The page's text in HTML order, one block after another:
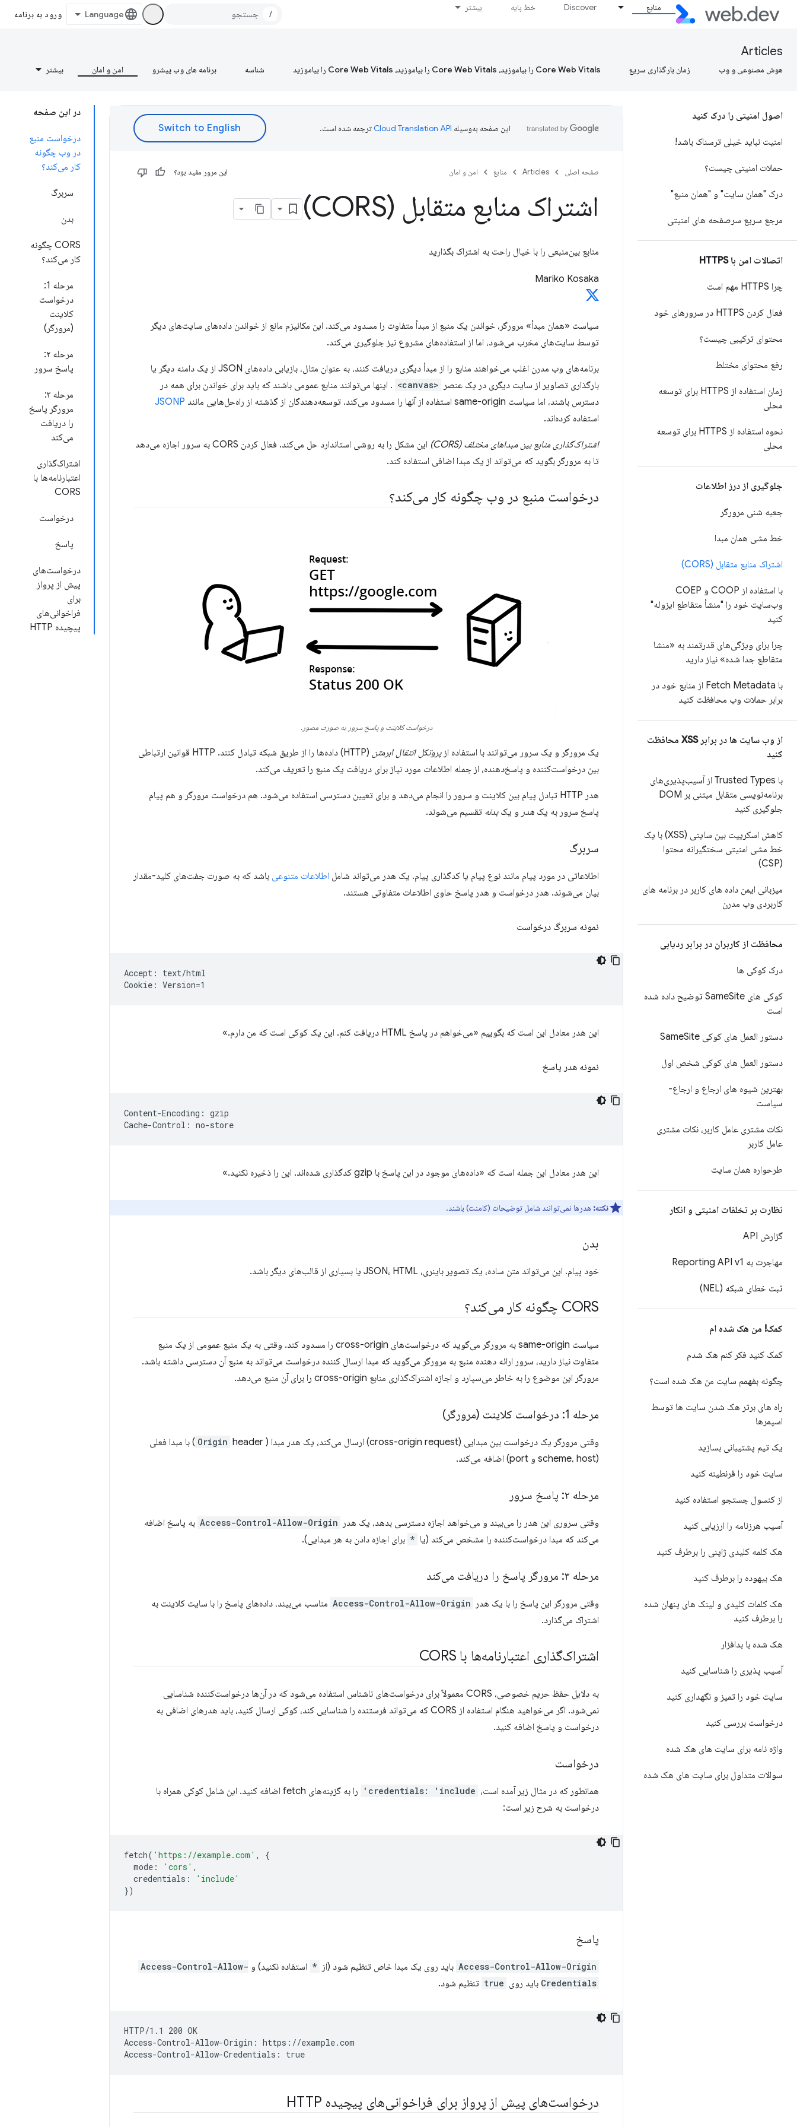
منابع Discover خط پایه بیشتر
/ ورود به برنامه
Articles
هوش مصنوعی و وب زمان بارگذاری سریع Core Web Vitals را بیاموزید، Core Web Vitals را بیاموزید، Core Web Vitals را بیاموزید شناسه برنامه های وب پیشرو امن و امان بیشتر
اصول امنیتی را درک کنید
امنیت نباید خیلی ترسناک باشد!
حملات امنیتی چیست؟
درک "همان سایت" و "همان منبع"
مرجع سریع سرصفحه های امنیتی
اتصالات امن با HTTPS
چرا HTTPS مهم است
فعال کردن HTTPS در سرورهای خود
محتوای ترکیبی چیست؟
رفع محتوای مختلط
زمان استفاده از HTTPS برای توسعه
محلی
نحوه استفاده از HTTPS برای توسعه
محلی
جلوگیری از درز اطلاعات
جعبه شنی مرورگر
خط مشی همان مبدا
اشتراک منابع متقابل (CORS)
با استفاده از COOP و COEP
وب‌سایت خود را "منشأ متقاطع ایزوله"
کنید
چرا برای ویژگی‌های قدرتمند به «منشا
متقاطع جدا شده» نیاز دارید
با Fetch Metadata از منابع خود در
برابر حملات وب محافظت کنید
از وب سایت ها در برابر XSS محافظت
کنید
با Trusted Types از آسیب‌پذیری‌های
برنامه‌نویسی متقابل مبتنی بر DOM
جلوگیری کنید
کاهش اسکریپت بین سایتی (XSS) با یک
خط مشی امنیتی سختگیرانه محتوا
(CSP)
میزبانی ایمن داده های کاربر در برنامه های
کاربردی وب مدرن
محافظت از کاربران در برابر ردیابی
درک کوکی ها
کوکی های Same
Site توضیح داده شده
است
دستور العمل های کوکی Same Site
دستور العمل های کوکی شخص اول
بهترین شیوه های ارجاع و ارجاع-
سیاست
نکات مشتری عامل کاربر، نکات مشتری
عامل کاربر
طرحواره همان سایت
نظارت بر تخلفات امنیتی و انکار
گزارش API
مهاجرت به Reporting API v1
ثبت خطای شبکه (NEL)
کمک! من هک شده ام
کمک کنید فکر کنم هک شدم
چگونه بفهمم سایت من هک شده است؟
راه های برتر هک شدن سایت ها توسط
اسپمرها
یک تیم پشتیبانی بسازید
سایت خود را قرنطینه کنید
از کنسول جستجو استفاده کنید
آسیب هرزنامه را ارزیابی کنید
هک کلمه کلیدی ژاپنی را برطرف کنید
هک بیهوده را برطرف کنید
هک کلمات کلیدی و لینک های پنهان شده
را برطرف کنید
هک شده با بدافزار
آسیب پذیری را شناسایی کنید
سایت خود را تمیز و نگهداری کنید
درخواست بررسی کنید
واژه نامه برای سایت های هک شده
سوالات متداول برای سایت های هک شده
در این صفحه
درخواست منبع
در وب چگونه
کار می‌کند؟
سربرگ
بدن
CORS چگونه
کار می‌کند؟
مرحله 1:
درخواست
کلاینت
(مرورگر)
مرحله ۲:
پاسخ سرور
مرحله ۳:
مرورگر پاسخ
را دریافت
می‌کند
اشتراک‌گذاری
اعتبارنامه‌ها با
CORS
درخواست
پاسخ
درخواست‌های
پیش از پرواز
برای
فراخوانی‌های
پیچیده HTTP
این صفحه به‌وسیله ترجمه شده است.
صفحه اصلی Articles منابع امن و امان این مرور مفید بود؟
اشتراک منابع متقابل (CORS)
منابع بین‌منبعی را با خیال راحت به اشتراک بگذارید
Mariko Kosaka
سیاست «همان مبدأ» مرورگر، خواندن یک منبع از مبدأ متفاوت را مسدود می‌کند. این مکانیزم مانع از خواندن داده‌های سایت‌های دیگر
توسط سایت‌های مخرب می‌شود، اما از استفاده‌های مشروع نیز جلوگیری می‌کند.
برنامه‌های وب مدرن اغلب می‌خواهند منابع را از مبدأ دیگری دریافت کنند، به عنوان مثال، بازیابی داده‌های JSON از یک دامنه دیگر یا
بارگذاری تصاویر از سایت دیگری در یک عنصر
<canvas>
. اینها می‌توانند منابع عمومی باشند که باید برای خواندن برای همه در
دسترس باشند، اما سیاست same-origin استفاده از آنها را مسدود می‌کند. توسعه‌دهندگان از گذشته از راه‌حل‌هایی مانند
JSONP
استفاده کرده‌اند.
اشتراک‌گذاری منابع بین مبداهای مختلف (CORS)
این مشکل را به روشی استاندارد حل می‌کند. فعال کردن CORS به سرور اجازه می‌دهد
تا به مرورگر بگوید که می‌تواند از یک مبدا اضافی استفاده کند.
درخواست منبع در وب چگونه کار می‌کند؟
درخواست کلاینت و پاسخ سرور به صورت مصور.
یک مرورگر و یک سرور می‌توانند با استفاده ازپروتکل انتقال ابرمتن
(HTTP) داده‌ها را از طریق شبکه تبادل کنند. HTTP قوانین ارتباطی
بین درخواست‌کننده و پاسخ‌دهنده، از جمله اطلاعات مورد نیاز برای دریافت یک منبع را تعریف می‌کند.
هدر HTTP تبادل پیام بین کلاینت و سرور را انجام می‌دهد و برای تعیین دسترسی استفاده می‌شود. هم درخواست مرورگر و هم پیام
پاسخ سرور به یک هدر و یکبدنه تقسیم می‌شوند.
سربرگ
اطلاعاتی در مورد پیام مانند نوع پیام یا کدگذاری پیام. یک هدر می‌تواند شامل اطلاعات متنوعی باشد که به صورت جفت‌های کلید-مقدار
بیان می‌شوند. هدر درخواست و هدر پاسخ حاوی اطلاعات متفاوتی هستند.
نمونه سربرگ درخواست
Accept: text/html
این هدر معادل این است که بگوییم «می‌خواهم در پاسخ HTML دریافت کنم. این یک کوکی است که من دارم.»
نمونه هدر پاسخ
Content-Encoding: gzip
این هدر معادل این جمله است که «داده‌های موجود در این پاسخ با gzip کدگذاری شده‌اند. این را ذخیره نکنید.»
نکته: هدرها نمی‌توانند شامل توضیحات (کامنت) باشند.
بدن
خود پیام. این می‌تواند متن ساده، یک تصویر باینری، JSON، HTML یا بسیاری از قالب‌های دیگر باشد.
CORS چگونه کار می‌کند؟
سیاست same-origin به مرورگر می‌گوید که درخواست‌های cross-origin را مسدود کند. وقتی به یک منبع عمومی از یک منبع
متفاوت نیاز دارید، سرور ارائه دهنده منبع به مرورگر می‌گوید که مبدا ارسال کننده درخواست می‌تواند به منبع آن دسترسی داشته باشد.
مرورگر این موضوع را به خاطر می‌سپارد و اجازه اشتراک‌گذاری منابع cross-origin را برای آن منبع می‌دهد.
مرحله 1: درخواست کلاینت (مرورگر)
وقتی مرورگر یک درخواست بین مبدایی (cross-origin request) ارسال می‌کند، یک هدر مبدا ( Origin header) با مبدا فعلی
(scheme، host و port) اضافه می‌کند.
مرحله ۲: پاسخ سرور
وقتی سروری این هدر را می‌بیند و می‌خواهد اجازه دسترسی بدهد، یک هدر Access-Control-Allow-Origin به پاسخ اضافه
می‌کند که مبدا درخواست‌کننده را مشخص می‌کند (یا * برای اجازه دادن به هر مبدایی).
مرحله ۳: مرورگر پاسخ را دریافت می‌کند
وقتی مرورگر این پاسخ را با یک هدر Access-Control-Allow-Origin مناسب می‌بیند، داده‌های پاسخ را با سایت کلاینت به
اشتراک می‌گذارد.
اشتراک‌گذاری اعتبارنامه‌ها با CORS
به دلایل حفظ حریم خصوصی، CORS معمولاً برای درخواست‌های ناشناس استفاده می‌شود که در آن‌ها درخواست‌کننده شناسایی
نمی‌شود. اگر می‌خواهید هنگام استفاده از CORS که می‌تواند فرستنده را شناسایی کند، کوکی ارسال کنید، باید هدرهای اضافی به
درخواست و پاسخ اضافه کنید.
درخواست
همانطور که در مثال زیر آمده است، credentials: 'include'
را به گزینه‌های fetch اضافه کنید. این شامل کوکی همراه با
درخواست به شرح زیر است:
fetch( 'https://example.com' ,
{
mode : 'cors' ,
credentials :
'include'
})
پاسخ
Access-Control-Allow-Origin باید روی یک مبدا خاص تنظیم شود (از * استفاده نکنید) و Access-Control-Allow-
Credentials باید روی true تنظیم شود.
HTTP/1.1 200 OK
Access-Control-Allow-Origin: https://example.com
درخواست‌های پیش از پرواز برای فراخوانی‌های پیچیده HTTP